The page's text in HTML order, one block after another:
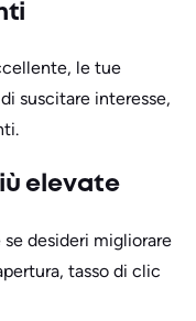
le tue
suscitare interesse,
elevate
desideri migliorare
tasso di clic